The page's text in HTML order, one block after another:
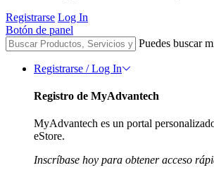
Registrarse Log In
Botón de panel
Puedes buscar
Registrarse / Log In
Registro de MyAdvantech
MyAdvantech es un portal
eStore.
Inscríbase hoy para obtener acceso